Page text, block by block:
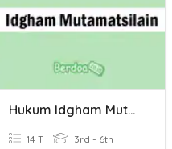
Hukum Idgham Mutamasilain
14 T 3rd - 6th